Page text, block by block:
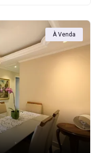
À Venda